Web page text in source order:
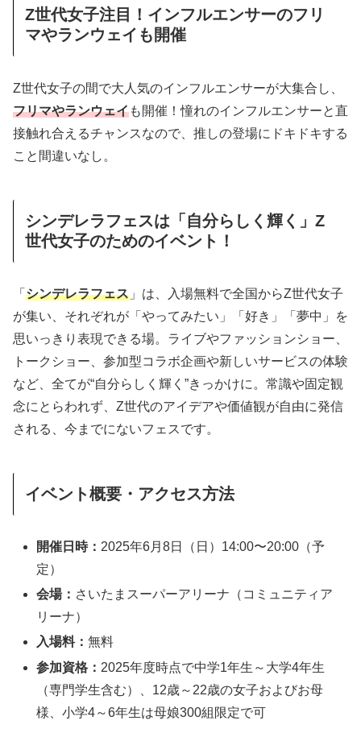
Z世代女子注目！インフルエンサーのフリ
マやランウェイも開催
Z世代女子の間で大人気のインフルエンサーが大集合し、
フリマやランウェイも開催！憧れのインフルエンサーと直
接触れ合えるチャンスなので、推しの登場にドキドキする
こと間違いなし。
シンデレラフェスは「自分らしく輝く」Z
世代女子のためのイベント！
「 シンデレラフェス 」は、入場無料で全国からZ世代女子
が集い、それぞれが「やってみたい」「好き」「夢中」を
思いっきり表現できる場。ライブやファッションショー、
トークショー、参加型コラボ企画や新しいサービスの体験
など、全てが“自分らしく輝く”きっかけに。常識や固定観
念にとらわれず、Z世代のアイデアや価値観が自由に発信
される、今までにないフェスです。
イベント概要・アクセス方法
開催日時： 2025年6月8日（日）14:00〜20:00（予
定）
会場： さいたまスーパーアリーナ（コミュニティア
リーナ）
入場料：無料
参加資格： 2025年度時点で中学1年生～大学4年生
（専門学生含む）、12歳～22歳の女子およびお母
様、小学4～6年生は母娘300組限定で可